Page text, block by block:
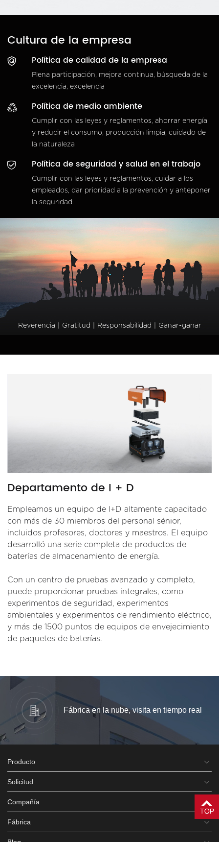
Cultura de la empresa
Política de calidad de la empresa
Plena participación, mejora continua, búsqueda de la
excelencia, excelencia
Política de medio ambiente
Cumplir con las leyes y reglamentos, ahorrar energía
y reducir el consumo, producción limpia, cuidado de
la naturaleza
Política de seguridad y salud en el trabajo
Cumplir con las leyes y reglamentos, cuidar a los
empleados, dar prioridad a la prevención y anteponer
la seguridad.
Reverencia Gratitud Responsabilidad Ganar-ganar
Departamento de I + D
Empleamos un equipo de I+D altamente capacitado
con más de 30 miembros del personal sénior,
incluidos profesores, doctores y maestros. El equipo
desarrolló una serie completa de productos de
baterías de almacenamiento de energía.
Con un centro de pruebas avanzado y completo,
puede proporcionar pruebas integrales, como
experimentos de seguridad, experimentos
ambientales y experimentos de rendimiento eléctrico,
y más de 1500 puntos de equipos de envejecimiento
de paquetes de baterías.
Fábrica en la nube, visita en tiempo real
Producto
Solicitud
Compañía
Fábrica